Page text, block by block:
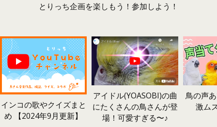
とりっち企画を楽しもう！参加しよう！
インコの歌やクイズまと
め 【2024年9月更新】
アイドル(YOASOBI)の曲
にたくさんの鳥さんが登
場！可愛すぎる〜♪
鳥の声
激ム